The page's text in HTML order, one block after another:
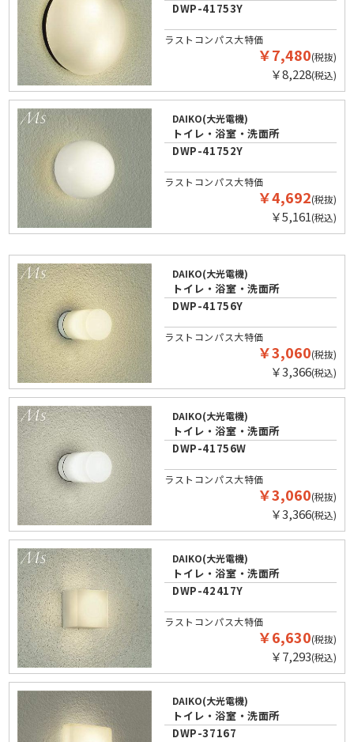
DWP-41753Y
ラストコンパス大特価
￥7,480(税抜)
￥8,228(税込)
DAIKO(大光電機)
トイレ・浴室・洗面所
DWP-41752Y
ラストコンパス大特価
￥4,692(税抜)
￥5,161(税込)
DAIKO(大光電機)
トイレ・浴室・洗面所
DWP-41756Y
ラストコンパス大特価
￥3,060(税抜)
￥3,366(税込)
DAIKO(大光電機)
トイレ・浴室・洗面所
DWP-41756W
ラストコンパス大特価
￥3,060(税抜)
￥3,366(税込)
DAIKO(大光電機)
トイレ・浴室・洗面所
DWP-42417Y
ラストコンパス大特価
￥6,630(税抜)
￥7,293(税込)
DAIKO(大光電機)
トイレ・浴室・洗面所
DWP-37167